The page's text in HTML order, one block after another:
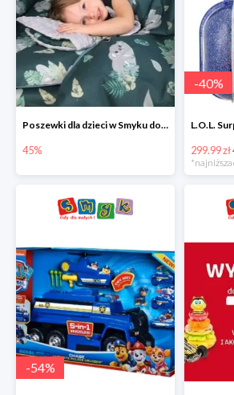
Poszewki dla dzieci w Smyku do -45%
45%
-40%
299.99 zł
-54%